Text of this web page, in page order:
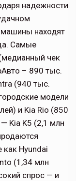
надежности
машины находят
Самые
чек
– 890 тыс.
(940 тыс.
модели
и Kia Rio (850
Kia K5 (2,1 млн
Hyundai
(1,34 млн
спрос — и